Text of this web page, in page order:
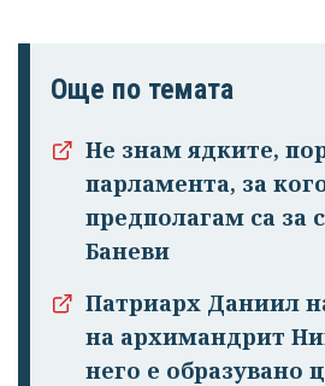
Още по темата
Не знам ядките,
парламента, за
предполагам са за
Баневи
Патриарх Даниил
на архимандрит
него е образувано